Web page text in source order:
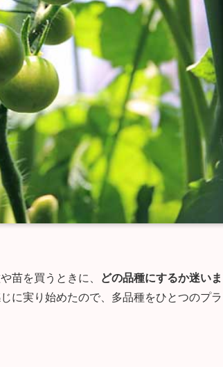
苗を買うときに、 どの品種にするか迷いま
に実り始めたので、多品種をひとつのプラ